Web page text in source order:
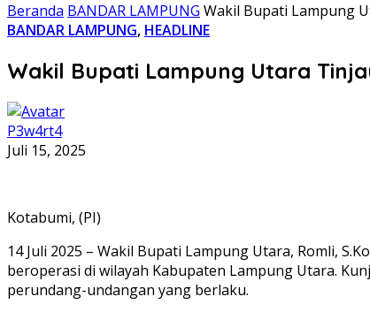
Beranda BANDAR LAMPUNG Wakil Bupati Lampung
BANDAR LAMPUNG, HEADLINE
Wakil Bupati Lampung Utara
P3w4rt4
Juli 15, 2025
Kotabumi, (PI)
14 Juli 2025 – Wakil Bupati Lampung Utara, Romli,
beroperasi di wilayah Kabupaten Lampung Utara.
perundang-undangan yang berlaku.